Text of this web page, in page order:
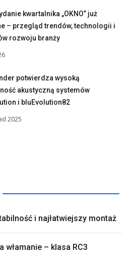
kwartalnika „OKNO” już
– przegląd trendów, technologii i
rozwoju branży
potwierdza wysoką
akustyczną systemów
i bluEvolution82
2025
i najłatwiejszy montaż
włamanie – klasa RC3